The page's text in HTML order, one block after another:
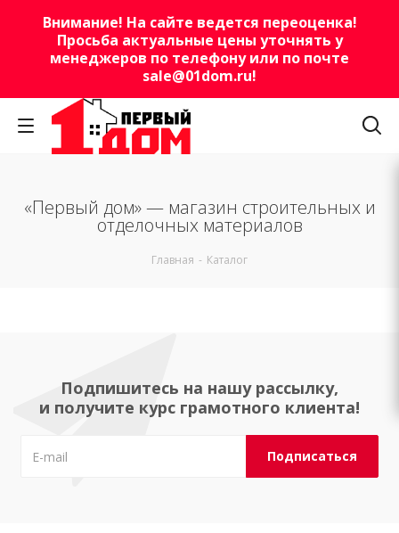
Внимание! На сайте ведется переоценка!
Просьба актуальные цены уточнять у
менеджеров по телефону или по почте
sale@01dom.ru!
«Первый дом» — магазин строительных и
отделочных материалов
Главная - Каталог
Подпишитесь на нашу рассылку,
и получите курс грамотного клиента!